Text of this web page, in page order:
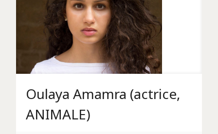
Oulaya Amamra (actrice,
ANIMALE)